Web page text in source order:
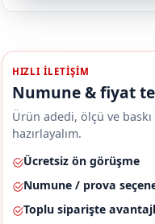
HIZLI ILETIŞIM
Numune & fiyat
Ürün adedi, ölçü ve baskı
hazırlayalım.
Ücretsiz ön görüşme
Numune / prova
Toplu siparişte